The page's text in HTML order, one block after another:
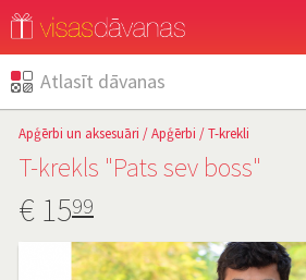
Atlasīt dāvanas
Apģērbi un aksesuāri /Apģērbi /T-krekli
T-krekls "Pats sev boss"
€ 1599